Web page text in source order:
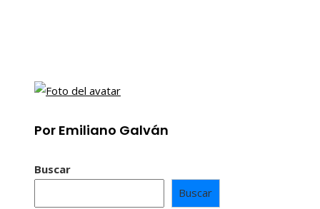
Por Emiliano Galván
Buscar
Buscar